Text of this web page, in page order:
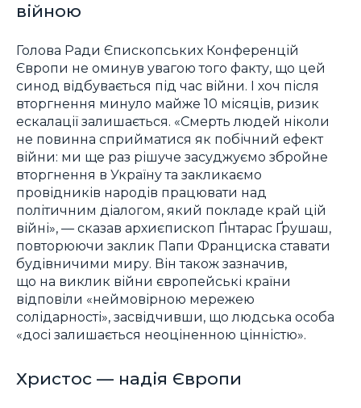
війною
Голова Ради Єпископських Конференцій
Європи не оминув увагою того факту, що цей
синод відбувається під час війни. І хоч після
вторгнення минуло майже 10 місяців, ризик
ескалації залишається. «Смерть людей ніколи
не повинна сприйматися як побічний ефект
війни: ми ще раз рішуче засуджуємо збройне
вторгнення в Україну та закликаємо
провідників народів працювати над
політичним діалогом, який покладе край цій
війні», — сказав архиєпископ Ґінтарас Ґрушаш,
повторюючи заклик Папи Франциска ставати
будівничими миру. Він також зазначив,
що на виклик війни європейські країни
відповіли «неймовірною мережею
солідарності», засвідчивши, що людська особа
«досі залишається неоціненною цінністю».
Христос — надія Європи